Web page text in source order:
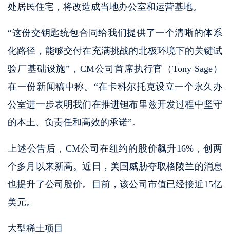
处居民住宅，将改造成当地办公室和运营基地。
“这份交钥匙统包合同给我们提供了一个清晰的体系
化路径，能够交付在充满挑战的北极环境下的关键试
验厂基础设施”，CM公司首席执行官（Tony Sage）
在一份新闻稿中称。“在卡科尔托克设立一个永久办
公室进一步表明我们在推进钽布里兹开发过程中坚守
的本土、负责任和高效的承诺”。
上述公告后，CM公司在纽约的股价飙升16%，创两
个多月以来新高。近日，美国威胁夺取格陵兰的消息
也提升了公司股价。目前，该公司市值已经接近15亿
美元。
大型稀土项目